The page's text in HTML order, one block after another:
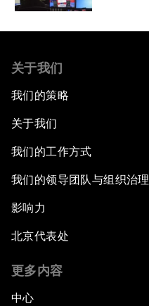
关于我们
我们的策略
关于我们
我们的工作方式
我们的领导团队与组织治理
影响力
北京代表处
更多内容
中心